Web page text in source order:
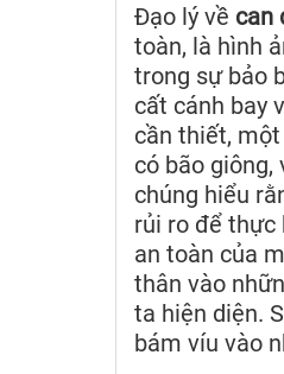
Đạo lý về can
toàn, là hình
trong sự bảo
cất cánh bay
cần thiết,
có bão
chúng hiểu
rủi ro để thực
an toàn của
thân vào
ta hiện diện.
bám víu vào